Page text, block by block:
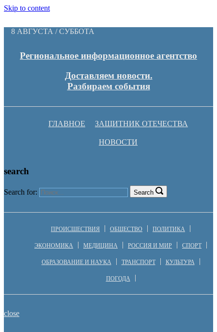
Skip to content
8 АВГУСТА / СУББОТА
Региональное информационное агентство
Доставляем новости.
Разбираем события
ГЛАВНОЕ ЗАЩИТНИК ОТЕЧЕСТВА
НОВОСТИ
search
Search for: Search
ПРОИСШЕСТВИЯ ОБЩЕСТВО ПОЛИТИКА
ЭКОНОМИКА МЕДИЦИНА РОССИЯ И МИР СПОРТ
ОБРАЗОВАНИЕ И НАУКА ТРАНСПОРТ КУЛЬТУРА
ПОГОДА
close